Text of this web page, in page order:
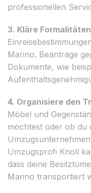
professionellen
3. Kläre
Marino. Beantrage
Dokumente, wie
4. Organisiere den
Möbel und
möchtest oder ob du
Umzugsprofi Knoll
dass deine
Marino transportiert